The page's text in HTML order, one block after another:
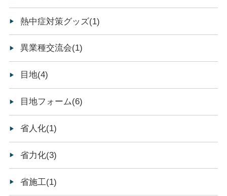
熱中症対策グッズ(1)
異業種交流会(1)
目地(4)
目地フォーム(6)
省人化(1)
省力化(3)
省施工(1)